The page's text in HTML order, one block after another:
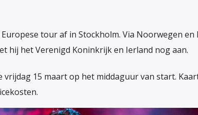
tour af in Stockholm. Via Noorwegen en
hij het Verenigd Koninkrijk en Ierland nog aan.
15 maart op het middaguur van start.